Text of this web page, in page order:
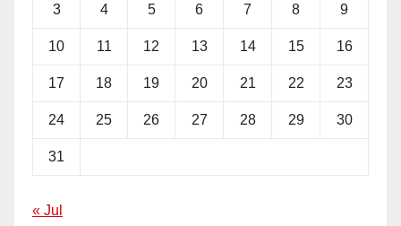
3 4 5 6 7 8 9
10 11 12 13 14 15 16
17 18 19 20 21 22 23
24 25 26 27 28 29 30
31
« Jul